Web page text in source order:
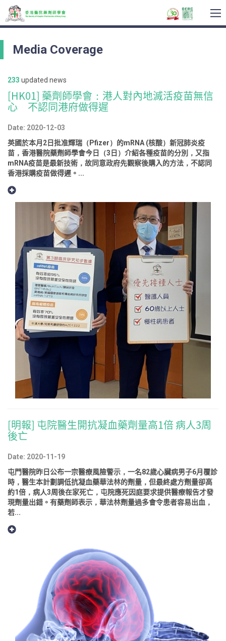
Media Coverage
233 updated news
[HK01] 藥劑師學會：港人對內地滅活疫苗無信
心 不認同港府做得遲
Date: 2020-12-03
英國於本月2日批准輝瑞（Pfizer）的mRNA (核酸）新冠肺炎疫
苗，香港醫院藥劑師學會今日（3日）介紹各種疫苗的分別，又指
mRNA疫苗是最新技術，故同意政府先觀察後購入的方法，不認同
香港採購疫苗做得遲。...
[明報] 屯院醫生開抗凝血藥劑量高1倍 病人3周
後亡
Date: 2020-11-19
屯門醫院昨日公布一宗醫療風險警示，一名82歲心臟病男子6月覆診
時，醫生本計劃調低抗凝血藥華法林的劑量，但最終處方劑量卻高
約1倍，病人3周後在家死亡，屯院應死因庭要求提供醫療報告才發
現劑量出錯。有藥劑師表示，華法林劑量過多會令患者容易出血，
若...